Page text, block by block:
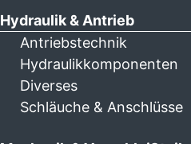
Hydraulik & Antrieb
Antriebstechnik
Hydraulikkomponenten
Diverses
Schläuche & Anschlüsse